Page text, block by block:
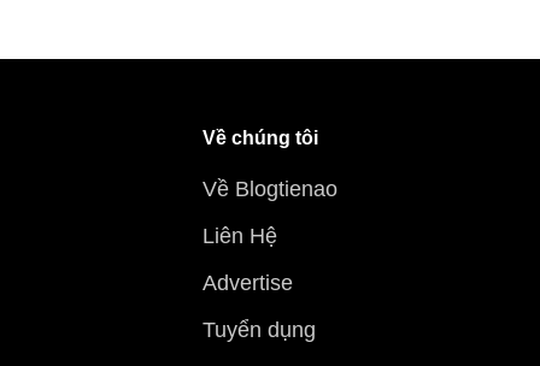
Về chúng tôi
Về Blogtienao
Liên Hệ
Advertise
Tuyển dụng